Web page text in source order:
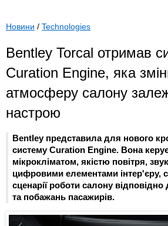
Новини / Technologies
Bentley Torcal отримав
Curation Engine, яка
атмосферу салону
настрою
Bentley представила для нового
систему Curation Engine. Вона
мікрокліматом, якістю повітря,
цифровими елементами інтер'єру,
сценарії роботи салону відповідно
та побажань пасажирів.